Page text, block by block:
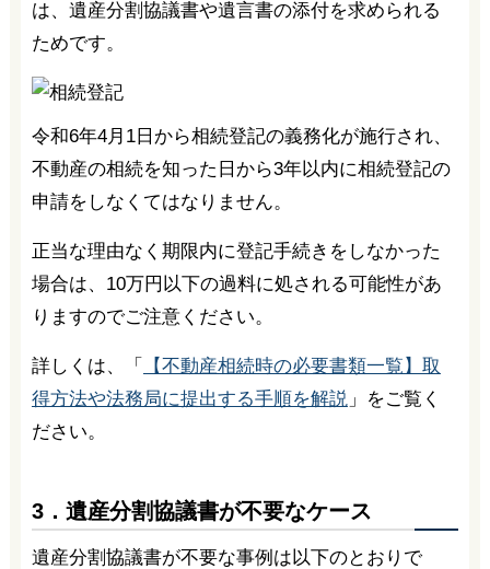
は、遺産分割協議書や遺言書の添付を求められる
ためです。
令和6年4月1日から相続登記の義務化が施行され、
不動産の相続を知った日から3年以内に相続登記の
申請をしなくてはなりません。
正当な理由なく期限内に登記手続きをしなかった
場合は、10万円以下の過料に処される可能性があ
りますのでご注意ください。
詳しくは、「
【不動産相続時の必要書類一覧】取
得方法や法務局に提出する手順を解説」をご覧く
ださい。
3．遺産分割協議書が不要なケース
遺産分割協議書が不要な事例は以下のとおりで